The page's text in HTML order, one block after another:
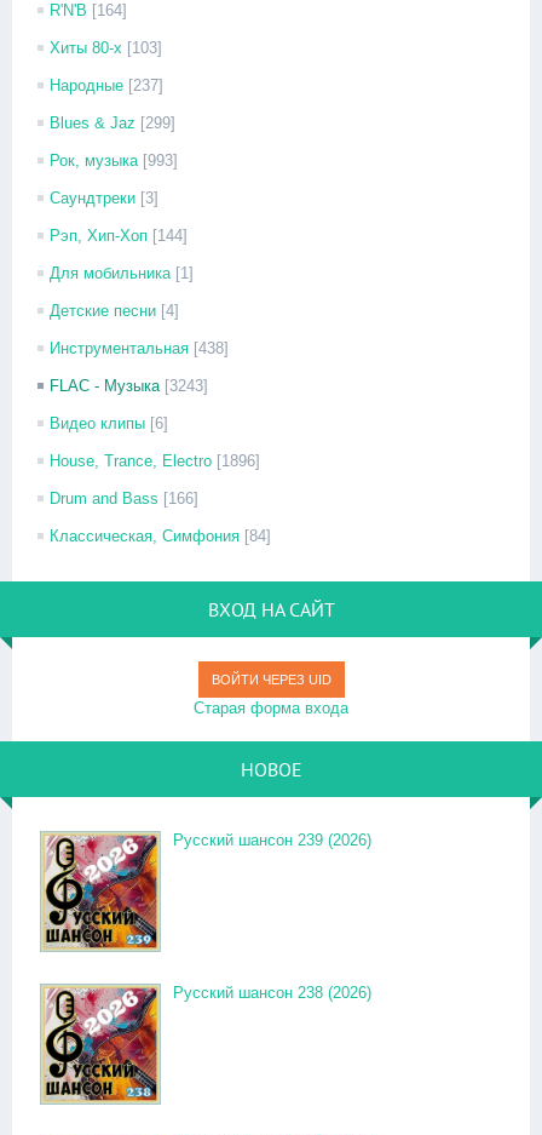
R'N'B [164]
Хиты 80-х [103]
Народные [237]
Blues & Jaz [299]
Рок, музыка [993]
Саундтреки [3]
Рэп, Хип-Хоп [144]
Для мобильника [1]
Детские песни [4]
Инструментальная [438]
FLAC - Музыка [3243]
Видео клипы [6]
House, Trance, Electro [1896]
Drum and Bass [166]
Классическая, Симфония [84]
ВХОД НА САЙТ
ВОЙТИ ЧЕРЕЗ UID
Старая форма входа
НОВОЕ
Русский шансон 239 (2026)
Русский шансон 238 (2026)